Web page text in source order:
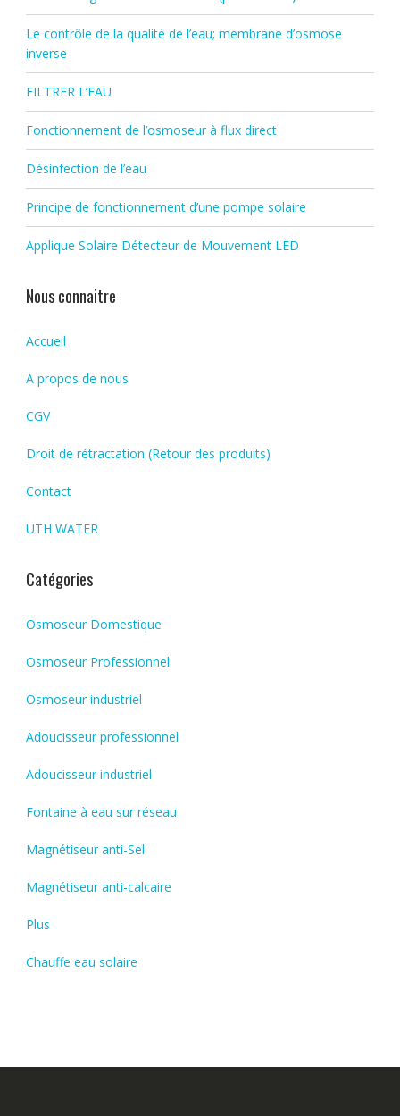
Le contrôle de la qualité de l’eau; membrane d’osmose
inverse
FILTRER L’EAU
Fonctionnement de l’osmoseur à flux direct
Désinfection de l’eau
Principe de fonctionnement d’une pompe solaire
Applique Solaire Détecteur de Mouvement LED
Nous connaitre
Accueil
A propos de nous
CGV
Droit de rétractation (Retour des produits)
Contact
UTH WATER
Catégories
Osmoseur Domestique
Osmoseur Professionnel
Osmoseur industriel
Adoucisseur professionnel
Adoucisseur industriel
Fontaine à eau sur réseau
Magnétiseur anti-Sel
Magnétiseur anti-calcaire
Plus
Chauffe eau solaire